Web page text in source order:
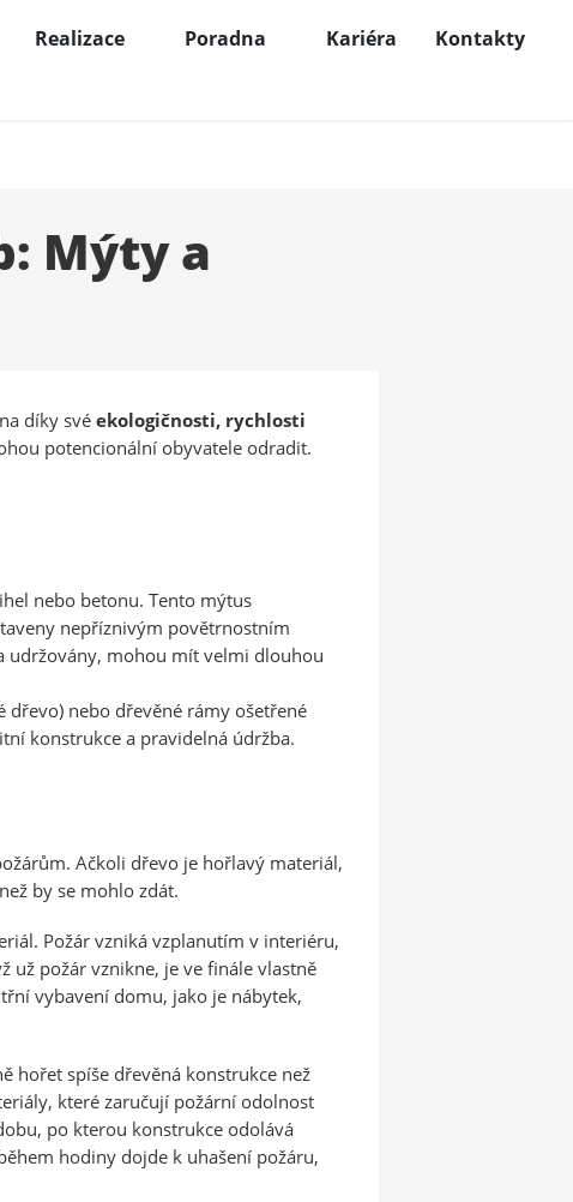
Realizace Poradna Kariéra Kontakty
Mýty a
díky své ekologičnosti, rychlosti
potencionální obyvatele odradit.
nebo betonu. Tento mýtus
nepříznivým povětrnostním
udržovány, mohou mít velmi dlouhou
dřevo) nebo dřevěné rámy ošetřené
konstrukce a pravidelná údržba.
Ačkoli dřevo je hořlavý materiál,
by se mohlo zdát.
Požár vzniká vzplanutím v interiéru,
už požár vznikne, je ve finále vlastně
vybavení domu, jako je nábytek,
hořet spíše dřevěná konstrukce než
které zaručují požární odolnost
po kterou konstrukce odolává
hodiny dojde k uhašení požáru,